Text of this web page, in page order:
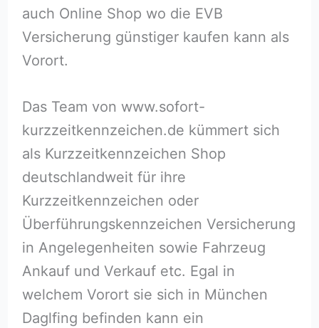
auch Online Shop wo die EVB
Versicherung günstiger kaufen kann als
Vorort.
Das Team von www.sofort-
kurzzeitkennzeichen.de kümmert sich
als Kurzzeitkennzeichen Shop
deutschlandweit für ihre
Kurzzeitkennzeichen oder
Überführungskennzeichen Versicherung
in Angelegenheiten sowie Fahrzeug
Ankauf und Verkauf etc. Egal in
welchem Vorort sie sich in München
Daglfing befinden kann ein